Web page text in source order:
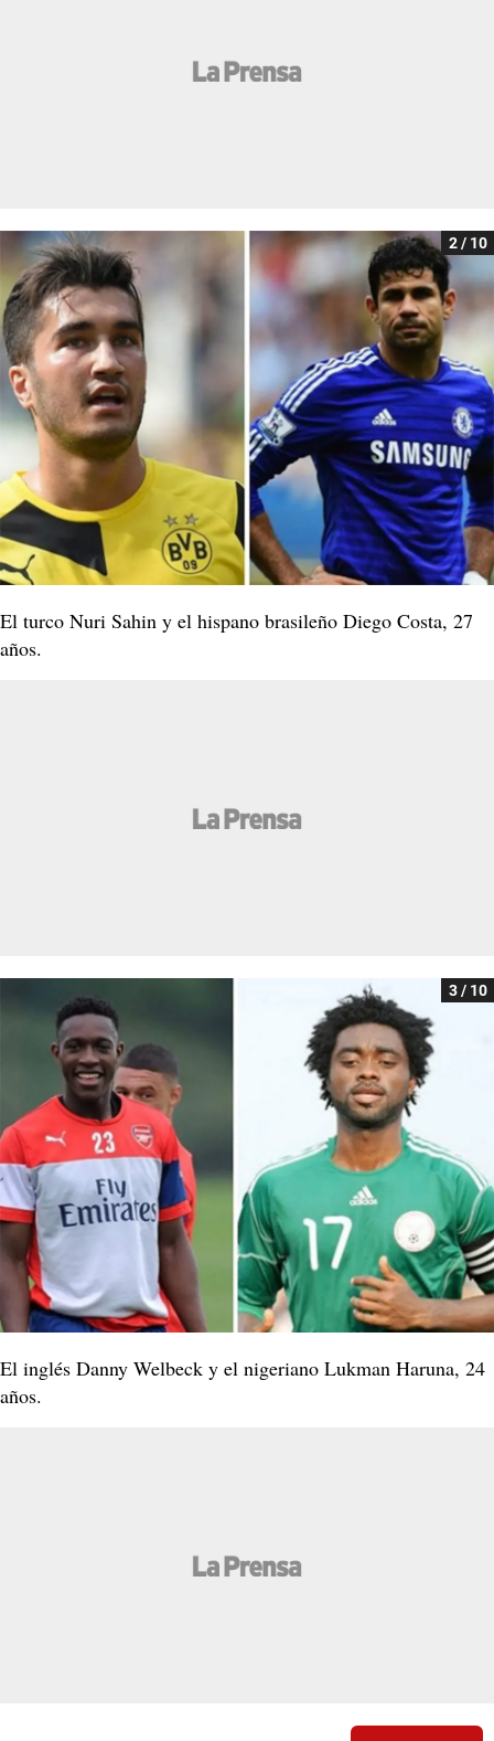
2 / 10
El turco Nuri Sahin y el hispano brasileño Diego Costa, 27
años.
3 / 10
El inglés Danny Welbeck y el nigeriano Lukman Haruna, 24
años.